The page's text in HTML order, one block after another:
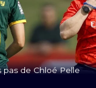
pas de Chloé Pelle